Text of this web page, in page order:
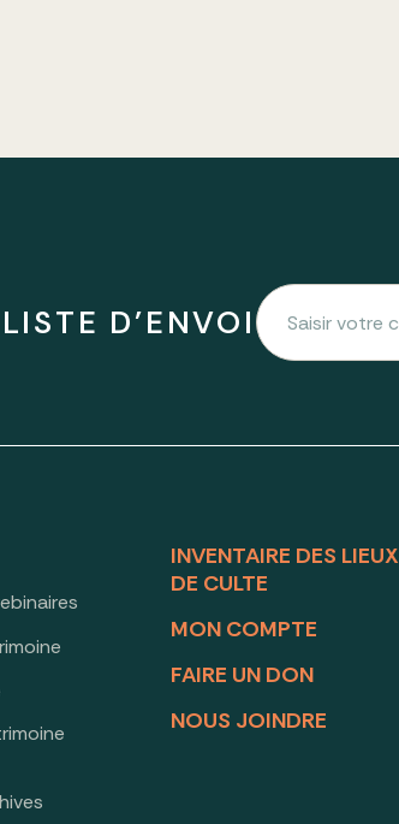
D'ENVOI
INVENTAIRE DES LIEUX
DE CULTE
MON COMPTE
FAIRE UN DON
NOUS JOINDRE